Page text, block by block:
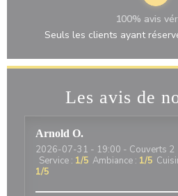
Les avis de
Arnold O
2026-07-31 - 19:00 - Couverts 2
Service : 1/5 Ambiance : 1/5
1/5
100% avis
Seuls les clients ayant